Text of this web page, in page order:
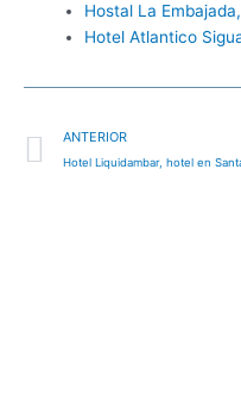
Hostal La
Hotel Atlantico
Ant
ANTERIOR